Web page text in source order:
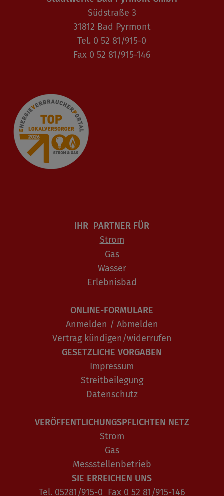
Südstraße 3
31812 Bad Pyrmont
Tel. 0 52 81/915-0
Fax 0 52 81/915-146
IHR PARTNER FÜR
Strom
Gas
Wasser
Erlebnisbad
ONLINE-FORMULARE
Anmelden / Abmelden
Vertrag kündigen/widerrufen
GESETZLICHE VORGABEN
Impressum
Streitbeilegung
Datenschutz
VERÖFFENTLICHUNGSPFLICHTEN NETZ
Strom
Gas
Messstellenbetrieb
SIE ERREICHEN UNS
Tel. 05281/915-0 Fax 0 52 81/915-146